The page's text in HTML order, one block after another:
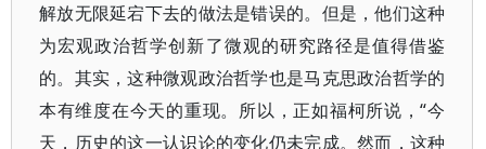
解放无限延宕下去的做法是错误的。但是，他们这种
为宏观政治哲学创新了微观的研究路径是值得借鉴
的。其实，这种微观政治哲学也是马克思政治哲学的
本有维度在今天的重现。所以，正如福柯所说，“今
天，历史的这一认识论的变化仍未完成。然而，这种